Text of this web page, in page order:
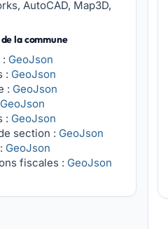
AutoCAD, Map3D,
la commune
GeoJson
: GeoJson
: GeoJson
GeoJson
: GeoJson
section : GeoJson
GeoJson
fiscales : GeoJson